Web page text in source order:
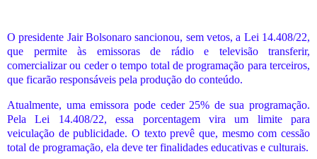
O presidente Jair Bolsonaro sancionou, sem vetos, a Lei 14.408/22,
que permite às emissoras de rádio e televisão transferir,
comercializar ou ceder o tempo total de programação para terceiros,
que ficarão responsáveis pela produção do conteúdo.
Atualmente, uma emissora pode ceder 25% de sua programação.
Pela Lei 14.408/22, essa porcentagem vira um limite para
veiculação de publicidade. O texto prevê que, mesmo com cessão
total de programação, ela deve ter finalidades educativas e culturais.